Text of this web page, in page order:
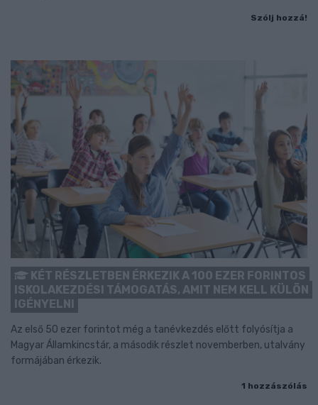
Szólj hozzá!
KÉT RÉSZLETBEN ÉRKEZIK A 100 EZER FORINTOS
ISKOLAKEZDÉSI TÁMOGATÁS, AMIT NEM KELL KÜLÖN
IGÉNYELNI
Az első 50 ezer forintot még a tanévkezdés előtt folyósítja a
Magyar Államkincstár, a második részlet novemberben, utalvány
formájában érkezik.
1 hozzászólás